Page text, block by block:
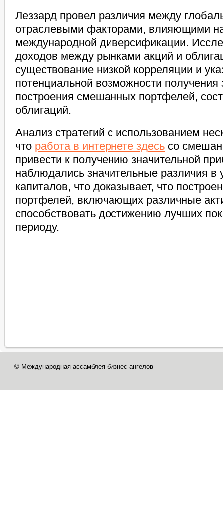
Леззард провел различия между
отраслевыми факторами, влияющими
международной диверсификации.
доходов между рынками акций и
существование низкой корреляции и
потенциальной возможности получения
построения смешанных портфелей,
облигаций.
Анализ стратегий с использованием
что работа в интернете здесь со
привести к получению значительной
наблюдались значительные различия в
капиталов, что доказывает, что
портфелей, включающих различные
способствовать достижению лучших
периоду.
© Международная ассамблея бизнес-ангелов